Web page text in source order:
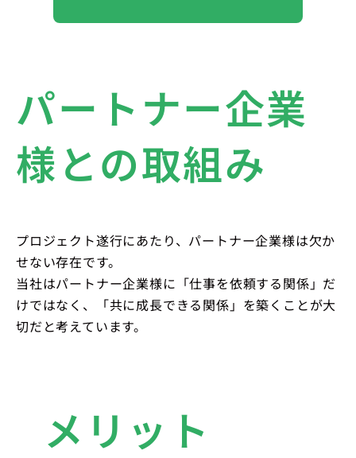
パートナー企業
様との取組み
プロジェクト遂行にあたり、パートナー企業様は欠か
せない存在です。
当社はパートナー企業様に「仕事を依頼する関係」だ
けではなく、「共に成長できる関係」を築くことが大
切だと考えています。
メリット